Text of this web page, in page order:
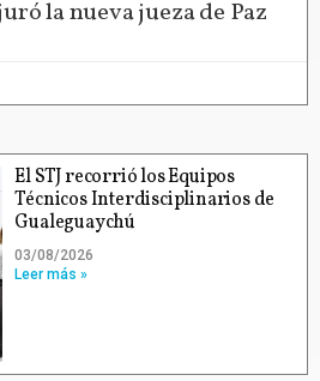
la nueva jueza de Paz
El STJ recorrió los Equipos
Técnicos Interdisciplinarios de
Gualeguaychú
03/08/2026
Leer más »